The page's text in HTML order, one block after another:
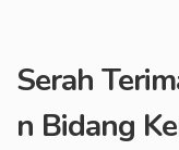
Serah
n Bidang